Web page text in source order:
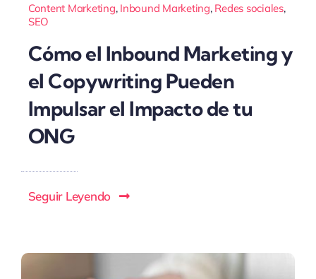
Content Marketing, Inbound Marketing, Redes sociales,
SEO
Cómo el Inbound Marketing y
el Copywriting Pueden
Impulsar el Impacto de tu
ONG
Seguir Leyendo